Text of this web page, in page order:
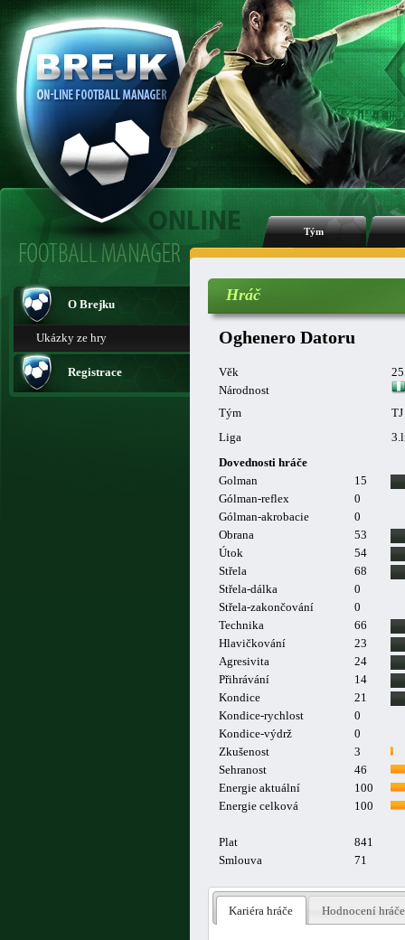
Tým
O Brejku
Ukázky ze hry
Registrace
Hráč
Oghenero Datoru
Věk
25
Národnost
Tým
Liga
Dovednosti hráče
Golman
15
Gólman-reflex
0
Gólman-akrobacie
0
Obrana
53
Útok
54
Střela
68
Střela-dálka
0
Střela-zakončování
0
Technika
66
Hlavičkování
23
Agresivita
24
Přihrávání
14
Kondice
21
Kondice-rychlost
0
Kondice-výdrž
0
Zkušenost
3
Sehranost
46
Energie aktuální
100
Energie celková
100
Plat
841
Smlouva
71
Kariéra hráče Hodnocení hráče